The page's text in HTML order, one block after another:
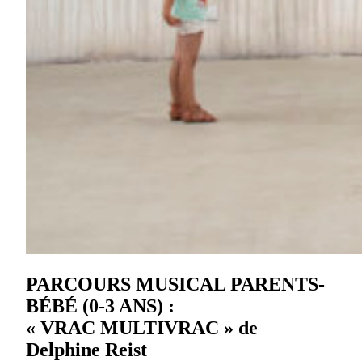
PARCOURS MUSICAL PARENTS-
BÉBÉ (0-3 ANS) :
« VRAC MULTIVRAC » de
Delphine Reist